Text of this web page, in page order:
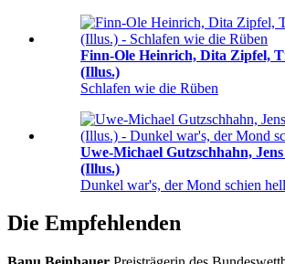
Finn-Ole Heinrich, Dita Zipfel,
(Illus.)
Schlafen wie die Rüben
Uwe-Michael Gutzschhahn, Jens
(Illus.)
Dunkel war's, der Mond schien
Die Empfehlenden